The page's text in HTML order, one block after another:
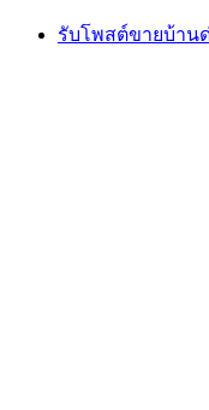
Skip
รับโพสต์ขายบ้าน